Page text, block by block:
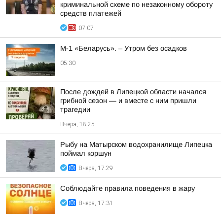
криминальной схеме по незаконному обороту
средств платежей
07:07
М-1 «Беларусь». – Утром без осадков
05:30
После дождей в Липецкой области начался
грибной сезон — и вместе с ним пришли
трагедии
Вчера, 18:25
Рыбу на Матырском водохранилище Липецка
поймал коршун
Вчера, 17:29
Соблюдайте правила поведения в жару
Вчера, 17:31